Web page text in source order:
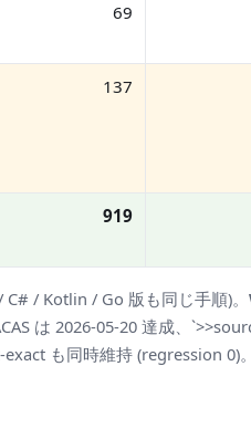
69
137
919
C# / Kotlin / Go 版も同じ手順)。
は 2026-05-20 達成、
も同時維持 (regression 0)。